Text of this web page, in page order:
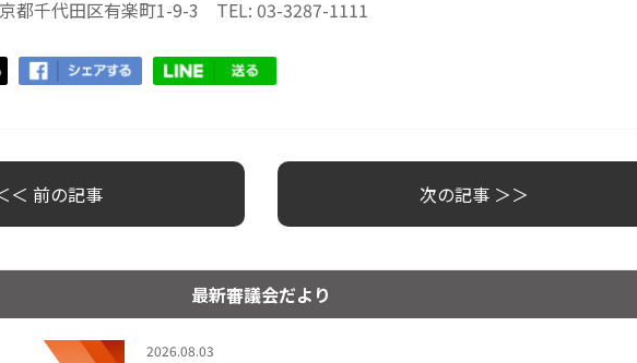
都千代田区有楽町1-9-3 TEL: 03-3287-1111
＜ 前の記事 次の記事 ＞＞
最新審議会だより
2026.08.03